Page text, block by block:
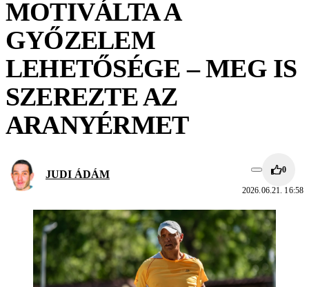
MOTIVÁLTA A
GYŐZELEM
LEHETŐSÉGE – MEG IS
SZEREZTE AZ
ARANYÉRMET
JUDI ÁDÁM 0
2026.06.21. 16:58